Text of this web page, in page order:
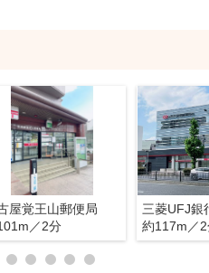
屋覚王山郵便局
／2分
約117m／